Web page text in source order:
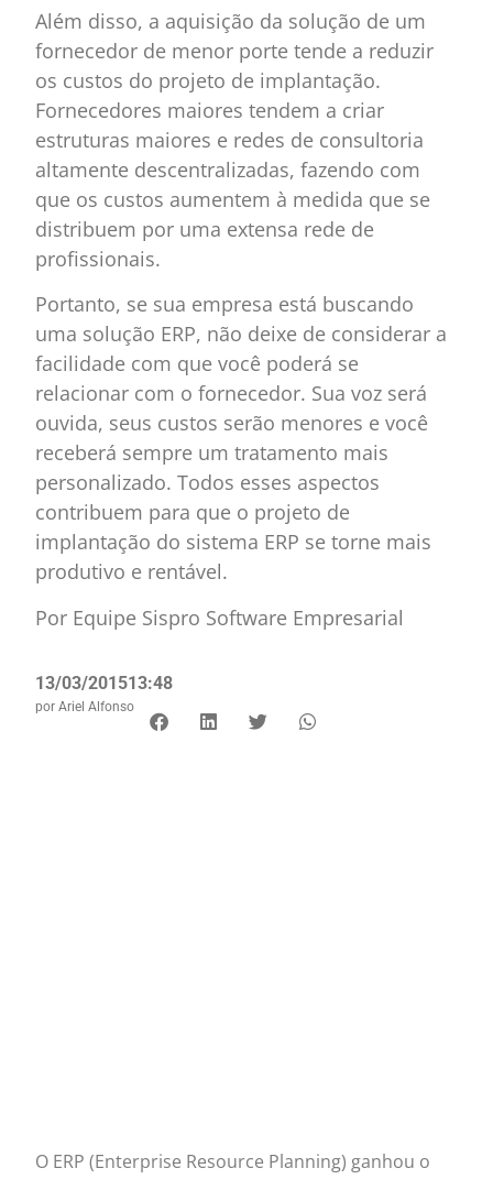
Além disso, a aquisição da solução de um
fornecedor de menor porte tende a reduzir
os custos do projeto de implantação.
Fornecedores maiores tendem a criar
estruturas maiores e redes de consultoria
altamente descentralizadas, fazendo com
que os custos aumentem à medida que se
distribuem por uma extensa rede de
profissionais.
Portanto, se sua empresa está buscando
uma solução ERP, não deixe de considerar a
facilidade com que você poderá se
relacionar com o fornecedor. Sua voz será
ouvida, seus custos serão menores e você
receberá sempre um tratamento mais
personalizado. Todos esses aspectos
contribuem para que o projeto de
implantação do sistema ERP se torne mais
produtivo e rentável.
Por Equipe Sispro Software Empresarial
13/03/201513:48
por Ariel Alfonso
O ERP (Enterprise Resource Planning) ganhou o